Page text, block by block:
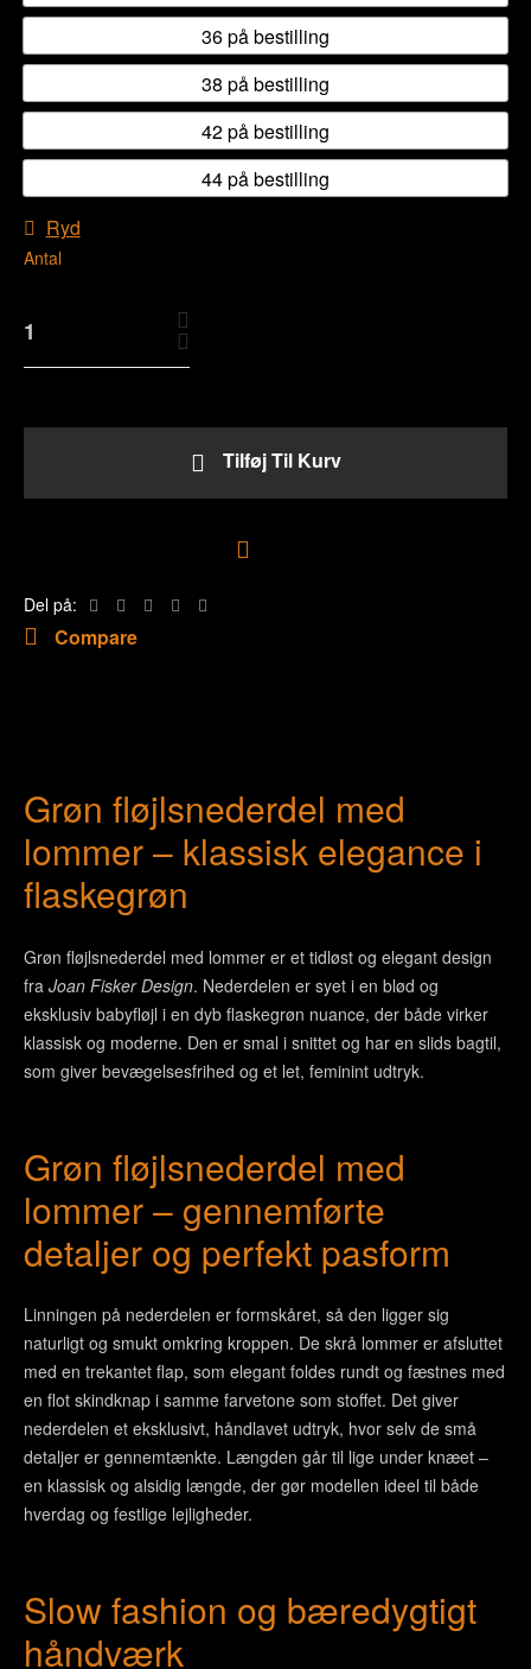
36 på bestilling
38 på bestilling
42 på bestilling
44 på bestilling
Ryd
Antal
Tilføj Til Kurv
Del på:
Compare
Grøn fløjlsnederdel med
lommer – klassisk elegance i
flaskegrøn
Grøn fløjlsnederdel med lommer er et tidløst og elegant design
fra Joan Fisker Design. Nederdelen er syet i en blød og
eksklusiv babyfløjl i en dyb flaskegrøn nuance, der både virker
klassisk og moderne. Den er smal i snittet og har en slids bagtil,
som giver bevægelsesfrihed og et let, feminint udtryk.
Grøn fløjlsnederdel med
lommer – gennemførte
detaljer og perfekt pasform
Linningen på nederdelen er formskåret, så den ligger sig
naturligt og smukt omkring kroppen. De skrå lommer er afsluttet
med en trekantet flap, som elegant foldes rundt og fæstnes med
en flot skindknap i samme farvetone som stoffet. Det giver
nederdelen et eksklusivt, håndlavet udtryk, hvor selv de små
detaljer er gennemtænkte. Længden går til lige under knæet –
en klassisk og alsidig længde, der gør modellen ideel til både
hverdag og festlige lejligheder.
Slow fashion og bæredygtigt
håndværk